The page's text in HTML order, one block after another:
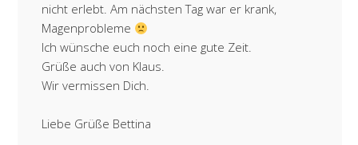
nicht erlebt. Am nächsten Tag war er krank,
Magenprobleme
Ich wünsche euch noch eine gute Zeit.
Grüße auch von Klaus.
Wir vermissen Dich.
Liebe Grüße Bettina